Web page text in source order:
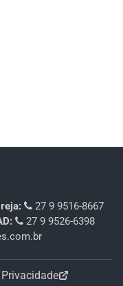
27 9 9516-8667
27 9 9526-6398